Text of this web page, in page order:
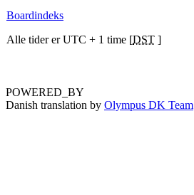
Boardindeks
Alle tider er UTC + 1 time [DST ]
POWERED_BY
Danish translation by Olympus DK Team